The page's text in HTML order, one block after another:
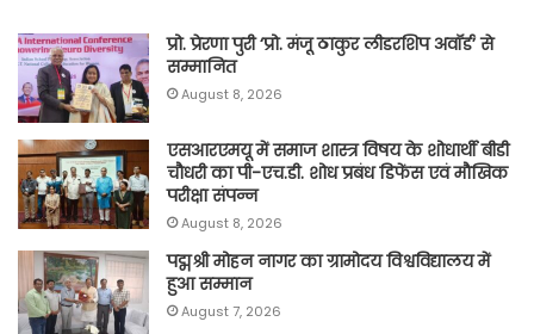
प्रो. प्रेरणा पुरी ‘प्रो. मंजू ठाकुर लीडरशिप अवॉर्ड’ से
सम्मानित
August 8, 2026
एसआरएमयू में समाज शास्त्र विषय के शोधार्थी बीडी
चौधरी का पी-एच.डी. शोध प्रबंध डिफेंस एवं मौखिक
परीक्षा संपन्न
August 8, 2026
पद्मश्री मोहन नागर का ग्रामोदय विश्वविद्यालय में
हुआ सम्मान
August 7, 2026